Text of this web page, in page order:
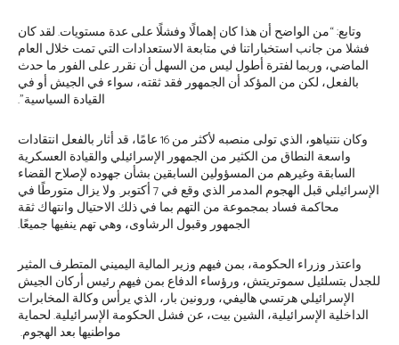
وتابع: “من الواضح أن هذا كان إهمالًا وفشلًا على عدة مستويات. لقد كان
فشلا من جانب ‏استخباراتنا في متابعة الاستعدادات التي تمت خلال العام
الماضي، وربما لفترة أطول ليس من ‏السهل أن نقرر على الفور ما حدث
بالفعل، لكن من المؤكد أن الجمهور فقد ثقته، سواء في ‏الجيش أو في
القيادة السياسية”.‏
وكان نتنياهو، الذي تولى منصبه لأكثر من 16 عامًا، قد أثار بالفعل انتقادات
واسعة النطاق من ‏الكثير من الجمهور الإسرائيلي والقيادة العسكرية
السابقة وغيرهم من المسؤولين السابقين بشأن ‏جهوده لإصلاح القضاء
الإسرائيلي قبل الهجوم المدمر الذي وقع في 7 أكتوبر. ولا يزال متورطًا في
‏محاكمة فساد بمجموعة من التهم بما في ذلك الاحتيال وانتهاك ثقة
الجمهور وقبول الرشاوى، ‏وهي تهم ينفيها جميعًا.‏
واعتذر وزراء الحكومة، بمن فيهم وزير المالية اليميني المتطرف المثير
للجدل بتسلئيل ‏سموتريتش، ورؤساء الدفاع بمن فيهم رئيس أركان الجيش
الإسرائيلي هرتسي هاليفي، ورونين بار، ‏الذي يرأس وكالة المخابرات
الداخلية الإسرائيلية، الشين بيت، عن فشل الحكومة الإسرائيلية. ‏لحماية
مواطنيها بعد الهجوم. ‏